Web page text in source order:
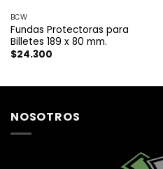
BCW
Fundas Protectoras para
Billetes 189 x 80 mm.
$24.300
NOSOTROS